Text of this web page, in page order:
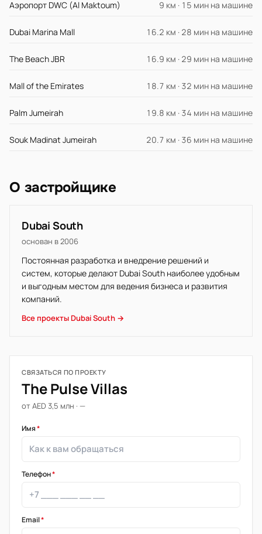
Аэропорт DWC (Al Maktoum) 9 км · 15 мин на машине
Dubai Marina Mall 16.2 км · 28 мин на машине
The Beach JBR 16.9 км · 29 мин на машине
Mall of the Emirates 18.7 км · 32 мин на машине
Palm Jumeirah 19.8 км · 34 мин на машине
Souk Madinat Jumeirah 20.7 км · 36 мин на машине
О застройщике
Dubai South
основан в 2006
Постоянная разработка и внедрение решений и
систем, которые делают Dubai South наиболее удобным
и выгодным местом для ведения бизнеса и развития
компаний.
Все проекты Dubai South →
СВЯЗАТЬСЯ ПО ПРОЕКТУ
The Pulse Villas
от AED 3,5 млн · —
Имя*
Телефон*
Email*